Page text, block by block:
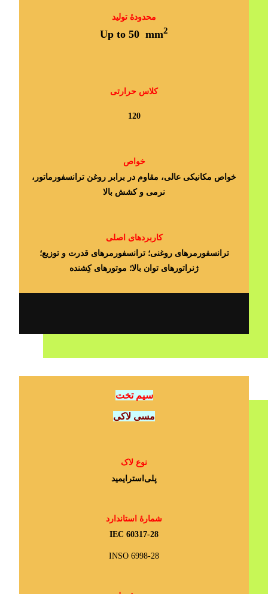
محدودۀ تولید
Up to 50 mm2
کلاس حرارتی
120
خواص
خواص مکانیکی عالی، مقاوم در برابر روغن ترانسفورماتور،
نرمی و کشش بالا
کاربردهای اصلی
ترانسفورمرهای روغنی؛ ترانسفورمرهای قدرت و توزیع؛
ژنراتورهای توان بالا؛ موتورهای کِشنده
سیم تخت
مسی لاکی
نوع لاک
پلی‌استرایمید
شمارۀ استاندارد
IEC 60317-28
INSO 6998-28